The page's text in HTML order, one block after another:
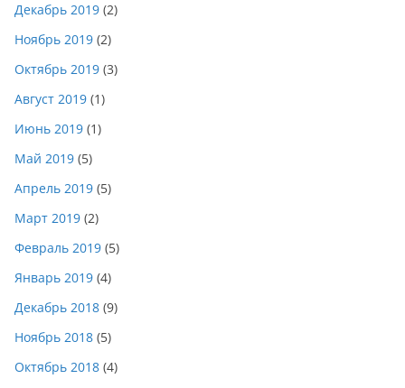
Декабрь 2019 (2)
Ноябрь 2019 (2)
Октябрь 2019 (3)
Август 2019 (1)
Июнь 2019 (1)
Май 2019 (5)
Апрель 2019 (5)
Март 2019 (2)
Февраль 2019 (5)
Январь 2019 (4)
Декабрь 2018 (9)
Ноябрь 2018 (5)
Октябрь 2018 (4)